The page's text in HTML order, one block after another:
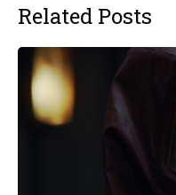
Related Posts